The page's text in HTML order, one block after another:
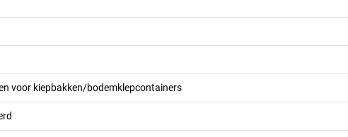
voor kiepbakken/bodemklepcontainers